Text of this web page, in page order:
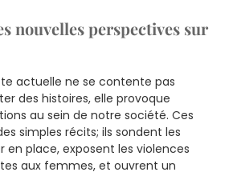
nouvelles perspectives sur
actuelle ne se contente pas
des histoires, elle provoque
au sein de notre société. Ces
simples récits; ils sondent les
en place, exposent les violences
aux femmes, et ouvrent un